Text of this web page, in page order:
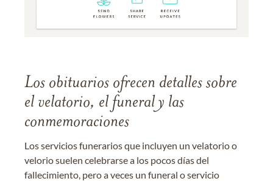
Los obituarios ofrecen detalles sobre
el velatorio, el funeral y las
conmemoraciones
Los servicios funerarios que incluyen un velatorio o
velorio suelen celebrarse a los pocos días del
fallecimiento, pero a veces un funeral o servicio